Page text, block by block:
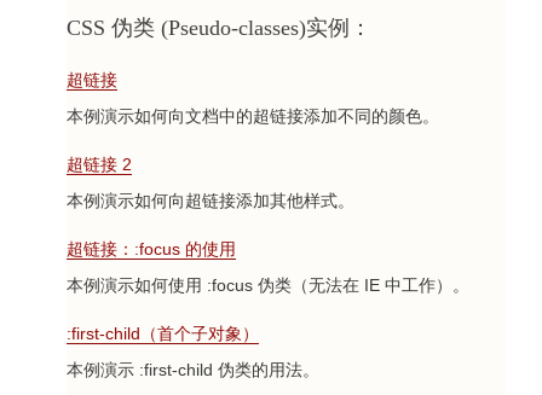
CSS 伪类 (Pseudo-classes)实例：
超链接
本例演示如何向文档中的超链接添加不同的颜色。
超链接 2
本例演示如何向超链接添加其他样式。
超链接：:focus 的使用
本例演示如何使用 :focus 伪类（无法在 IE 中工作）。
:first-child（首个子对象）
本例演示 :first-child 伪类的用法。